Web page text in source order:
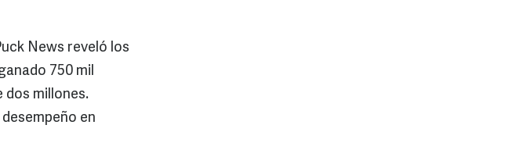
News reveló los
750 mil
dos millones.
en